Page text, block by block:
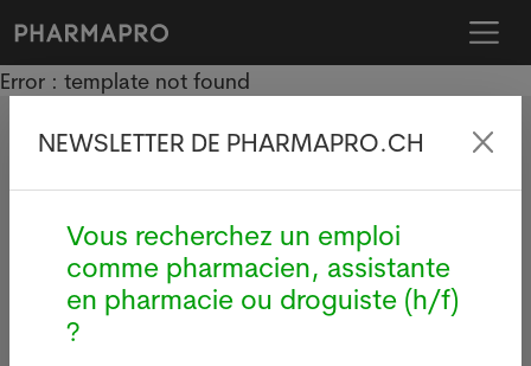
Error : template not found
Employeur
Questions fréquentes
NEWSLETTER DE PHARMAPRO.CH
Vous recherchez un emploi
comme pharmacien, assistante
en pharmacie ou droguiste (h/f)
?